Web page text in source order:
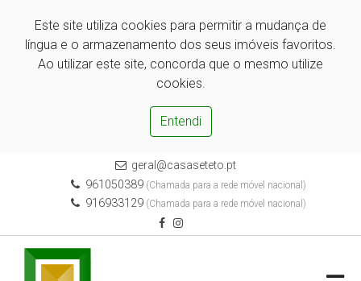
Este site utiliza cookies para permitir a mudança de
língua e o armazenamento dos seus imóveis favoritos.
Ao utilizar este site, concorda que o mesmo utilize
cookies.
Entendi
geral@casaseteto.pt
961050389 (Chamada para a rede móvel nacional)
916933129 (Chamada para a rede móvel nacional)